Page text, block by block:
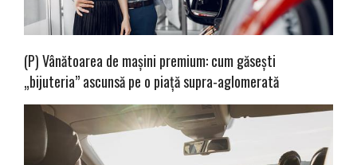
(P) Vânătoarea de mașini premium: cum găsești
„bijuteria” ascunsă pe o piață supra-aglomerată